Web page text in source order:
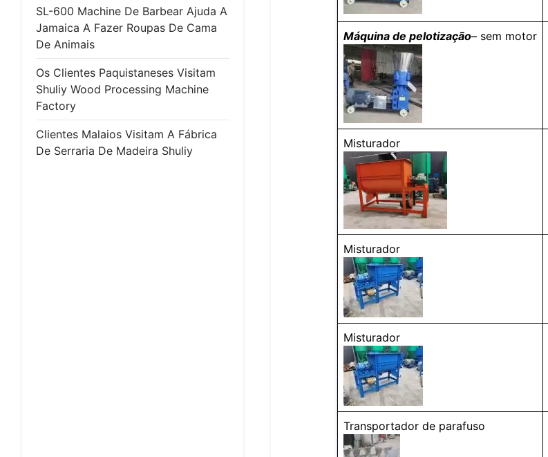
SL-600 Machine De Barbear Ajuda A
Jamaica A Fazer Roupas De Cama
De Animais
Os Clientes Paquistaneses Visitam
Shuliy Wood Processing Machine
Factory
Clientes Malaios Visitam A Fábrica
De Serraria De Madeira Shuliy
Máquina de pelotização– sem motor
Misturador
Misturador
Misturador
Transportador de parafuso